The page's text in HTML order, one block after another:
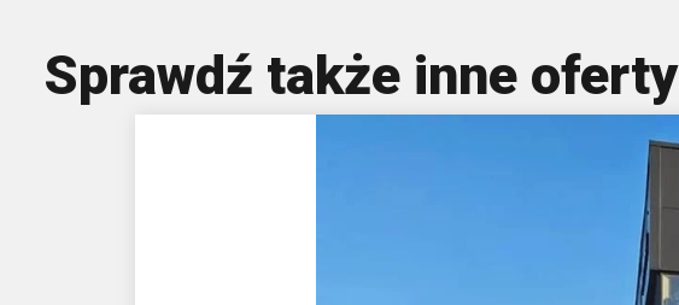
Sprawdź także inne oferty